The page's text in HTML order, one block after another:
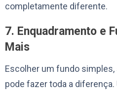
completamente diferente.
7. Enquadramento e
Mais
Escolher um fundo
pode fazer toda a